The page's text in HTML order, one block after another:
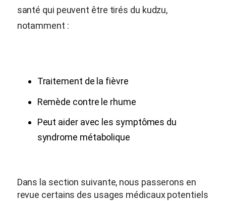
santé qui peuvent être tirés du kudzu,
notamment :
Traitement de la fièvre
Remède contre le rhume
Peut aider avec les symptômes du
syndrome métabolique
Dans la section suivante, nous passerons en
revue certains des usages médicaux potentiels